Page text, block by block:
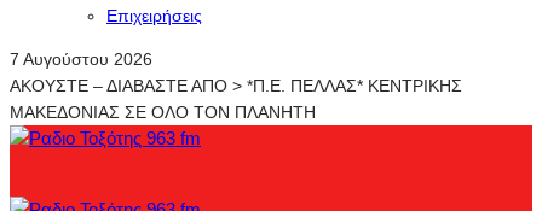
Επιχειρήσεις
7 Αυγούστου 2026
ΑΚΟΥΣΤΕ – ΔΙΑΒΑΣΤΕ ΑΠΟ > *Π.Ε. ΠΕΛΛΑΣ* ΚΕΝΤΡΙΚΗΣ
ΜΑΚΕΔΟΝΙΑΣ ΣΕ ΟΛΟ ΤΟΝ ΠΛΑΝΗΤΗ